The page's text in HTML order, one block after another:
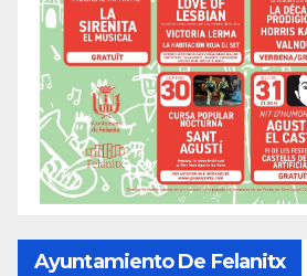
Ayuntamiento De Felanitx